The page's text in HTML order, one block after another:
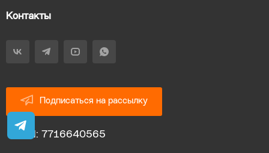
Контакты
Подписаться на рассылку
ИНН: 7716640565